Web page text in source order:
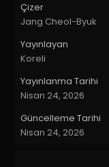
Çizer
Jang Cheol-Byuk
Yayınlayan
Koreli
Yayınlanma Tarihi
Nisan 24, 2026
Güncelleme Tarihi
Nisan 24, 2026